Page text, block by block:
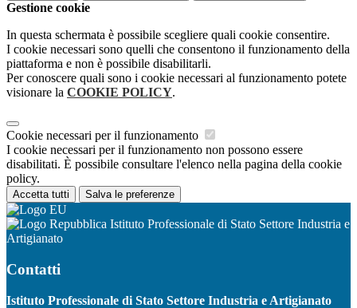
Gestione cookie
In questa schermata è possibile scegliere quali cookie consentire.
I cookie necessari sono quelli che consentono il funzionamento della
piattaforma e non è possibile disabilitarli.
Per conoscere quali sono i cookie necessari al funzionamento potete
visionare la COOKIE POLICY.
Cookie necessari per il funzionamento
I cookie necessari per il funzionamento non possono essere
disabilitati. È possibile consultare l'elenco nella pagina della cookie
policy.
Accetta tutti Salva le preferenze
Istituto Professionale di Stato Settore Industria e
Artigianato
Contatti
Istituto Professionale di Stato Settore Industria e Artigianato